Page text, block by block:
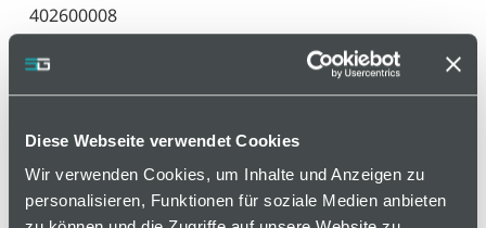
Diese Webseite verwendet Cookies
Wir verwenden Cookies, um Inhalte und Anzeigen zu
personalisieren, Funktionen für soziale Medien anbieten
402600008
Für Flächenelemente und Aluminiumprofile. Das
Scharnier ist aushängbar.
auf Anfrage